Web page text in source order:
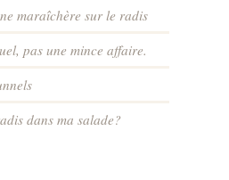
maraîchère sur le radis
pas une mince affaire.
dans ma salade?